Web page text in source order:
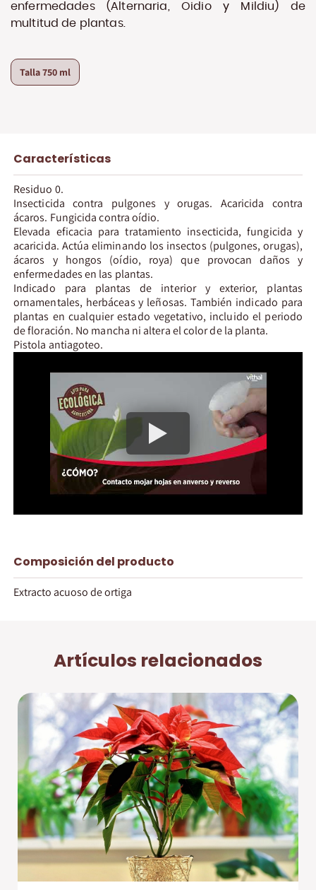
enfermedades (Alternaria, Oidio y Mildiu) de
multitud de plantas.
Talla750 ml
Características
Residuo 0.
Insecticida contra pulgones y orugas. Acaricida contra
ácaros. Fungicida contra oídio.
Elevada eficacia para tratamiento insecticida, fungicida y
acaricida. Actúa eliminando los insectos (pulgones, orugas),
ácaros y hongos (oídio, roya) que provocan daños y
enfermedades en las plantas.
Indicado para plantas de interior y exterior, plantas
ornamentales, herbáceas y leñosas. También indicado para
plantas en cualquier estado vegetativo, incluido el periodo
de floración. No mancha ni altera el color de la planta.
Pistola antiagoteo.
Composición del producto
Extracto acuoso de ortiga
Artículos relacionados